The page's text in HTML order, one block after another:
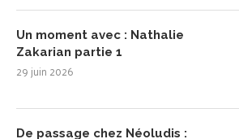
Un moment avec : Nathalie
Zakarian partie 1
29 juin 2026
De passage chez Néoludis :